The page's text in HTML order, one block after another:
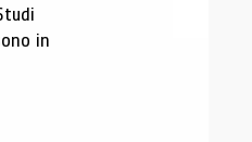
in